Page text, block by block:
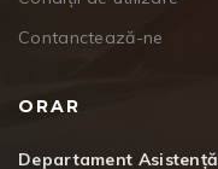
Contanctează-ne
ORAR
Departament Asistență